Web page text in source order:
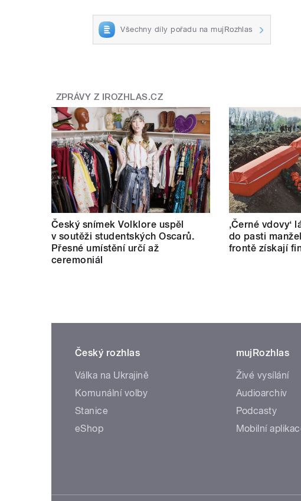
Všechny díly pořadu na mujRozhlas
ZPRÁVY Z IROZHLAS.CZ
Český snímek Volklore uspěl
v soutěži studentských Oscarů.
Přesné umístění určí až
ceremoniál
‚Černé vdovy‘
do pasti
frontě získají
Český rozhlas
Válka na Ukrajině
Komunální volby
Stanice
eShop
mujRozhlas
Živé vysílání
Audioarchiv
Podcasty
Mobilní